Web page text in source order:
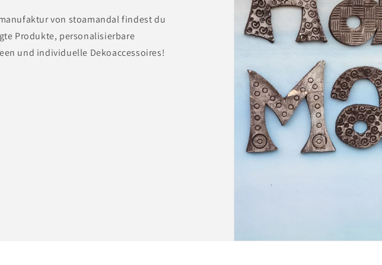
von stoamandal findest du
Produkte, personalisierbare
und individuelle Dekoaccessoires!